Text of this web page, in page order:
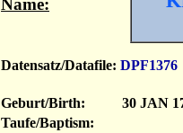
Datensatz/Datafile: DPF1376
Geburt/Birth:
30 JAN
Taufe/Baptism: